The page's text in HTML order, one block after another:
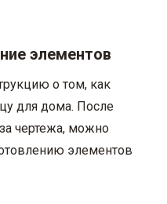
элементов
о том, как
для дома. После
чертежа, можно
элементов